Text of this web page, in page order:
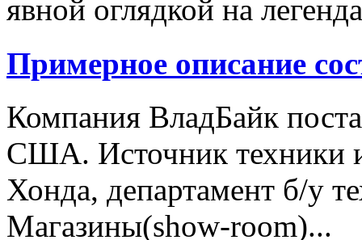
явной оглядкой на
Примерное описание
Компания ВладБайк
США. Источник техники
Хонда, департамент б/у
Магазины(show-room)...